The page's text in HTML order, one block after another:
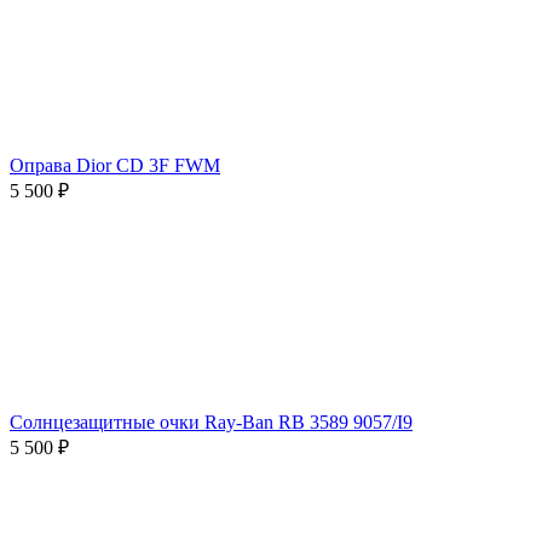
Оправа Dior CD 3F FWM
5 500 ₽
Солнцезащитные очки Ray-Ban RB 3589 9057/I9
5 500 ₽